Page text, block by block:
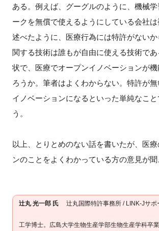
ある。例えば、グーグルのように、機械
ークを無償で使えるようにしている会社
述べたように、医療行為には特許がない
関する技術は誰もが自由に使える技術で
状で、医療でオープンイノベーションが
ろうか。筆者はよくわからない。特許が
イノベーションになるといった単純なこ
う。
以上、とりとめのない話を書いたが、医
ンのことをよくわかっている方の意見が聞
辻丸 光一郎 氏辻丸国際特許事務所 / LINK-Jサポ
工学博士。広島大学生物生産学部生物生産学科卒